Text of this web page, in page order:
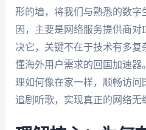
形的墙，将我们与熟悉的数字
因，主要是网络服务提供商
决它，关键不在于技术有多复
懂海外用户需求的回国加速器
理如何像在家一样，顺畅访问
追剧听歌，实现真正的网络无